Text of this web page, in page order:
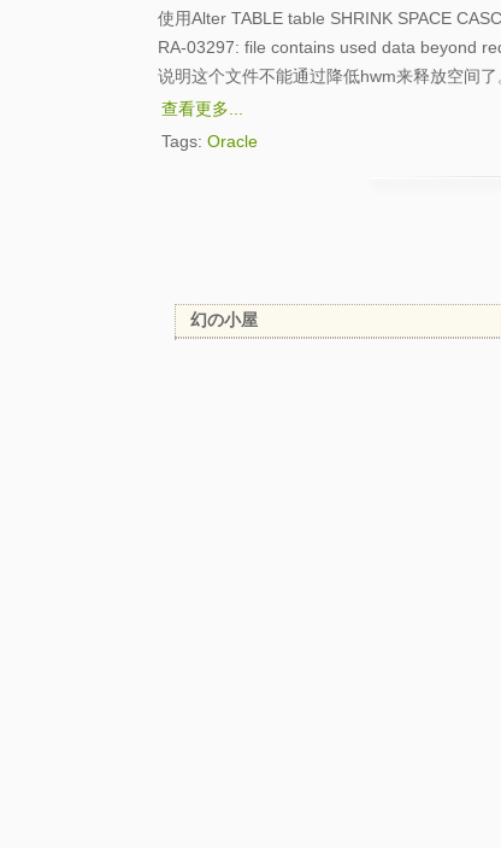
使用Alter TABLE table SHRINK SPACE
RA-03297: file contains used data beyond
说明这个文件不能通过降低hwm来释放空间了
查看更多...
Tags: Oracle
幻の小屋